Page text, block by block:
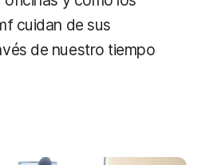
cuidan de sus
de nuestro tiempo